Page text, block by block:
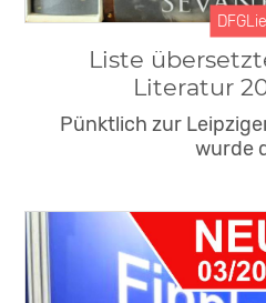
Liste
Literatur
Pünktlich zur
wurde